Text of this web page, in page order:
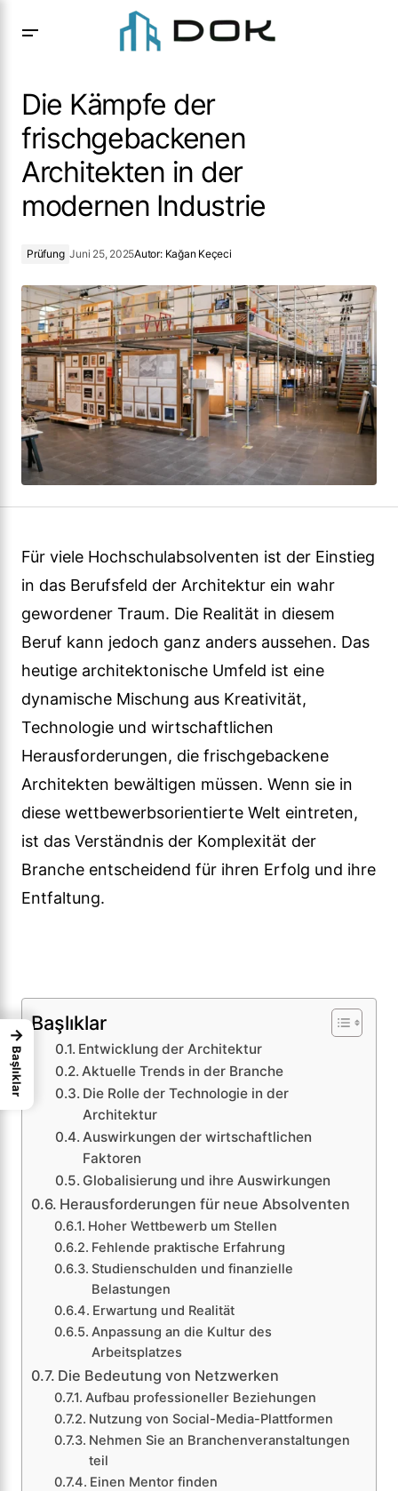
modernen Industrie
Die Kämpfe der
frischgebackenen
Architekten in der
modernen Industrie
Prüfung Juni 25, 2025Autor: Kağan Keçeci
Für viele Hochschulabsolventen ist der Einstieg
in das Berufsfeld der Architektur ein wahr
gewordener Traum. Die Realität in diesem
Beruf kann jedoch ganz anders aussehen. Das
heutige architektonische Umfeld ist eine
dynamische Mischung aus Kreativität,
Technologie und wirtschaftlichen
Herausforderungen, die frischgebackene
Architekten bewältigen müssen. Wenn sie in
diese wettbewerbsorientierte Welt eintreten,
ist das Verständnis der Komplexität der
Branche entscheidend für ihren Erfolg und ihre
Entfaltung.
Başlıklar
Entwicklung der Architektur
Aktuelle Trends in der Branche
Die Rolle der Technologie in der
Architektur
Auswirkungen der wirtschaftlichen
Faktoren
Globalisierung und ihre Auswirkungen
Herausforderungen für neue Absolventen
Hoher Wettbewerb um Stellen
Fehlende praktische Erfahrung
Studienschulden und finanzielle
Belastungen
Erwartung und Realität
Anpassung an die Kultur des
Arbeitsplatzes
Die Bedeutung von Netzwerken
Aufbau professioneller Beziehungen
Nutzung von Social-Media-Plattformen
Nehmen Sie an Branchenveranstaltungen
teil
Einen Mentor finden
→
Başlıklar